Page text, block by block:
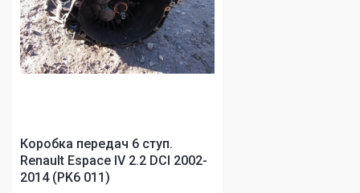
Коробка передач 6 ступ.
Renault Espace IV 2.2 DCI 2002-
2014 (PK6 011)